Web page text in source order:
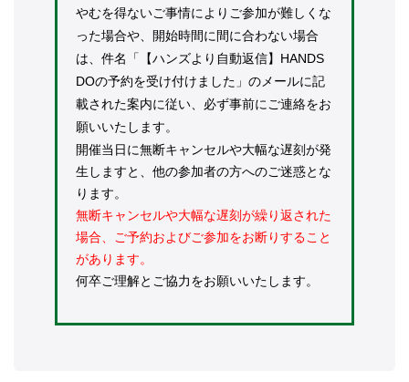
やむを得ないご事情によりご参加が難しくな
った場合や、開始時間に間に合わない場合
は、件名「【ハンズより自動返信】HANDS
DOの予約を受け付けました」のメールに記
載された案内に従い、必ず事前にご連絡をお
願いいたします。
開催当日に無断キャンセルや大幅な遅刻が発
生しますと、他の参加者の方へのご迷惑とな
ります。
無断キャンセルや大幅な遅刻が繰り返された
場合、ご予約およびご参加をお断りすること
があります。
何卒ご理解とご協力をお願いいたします。